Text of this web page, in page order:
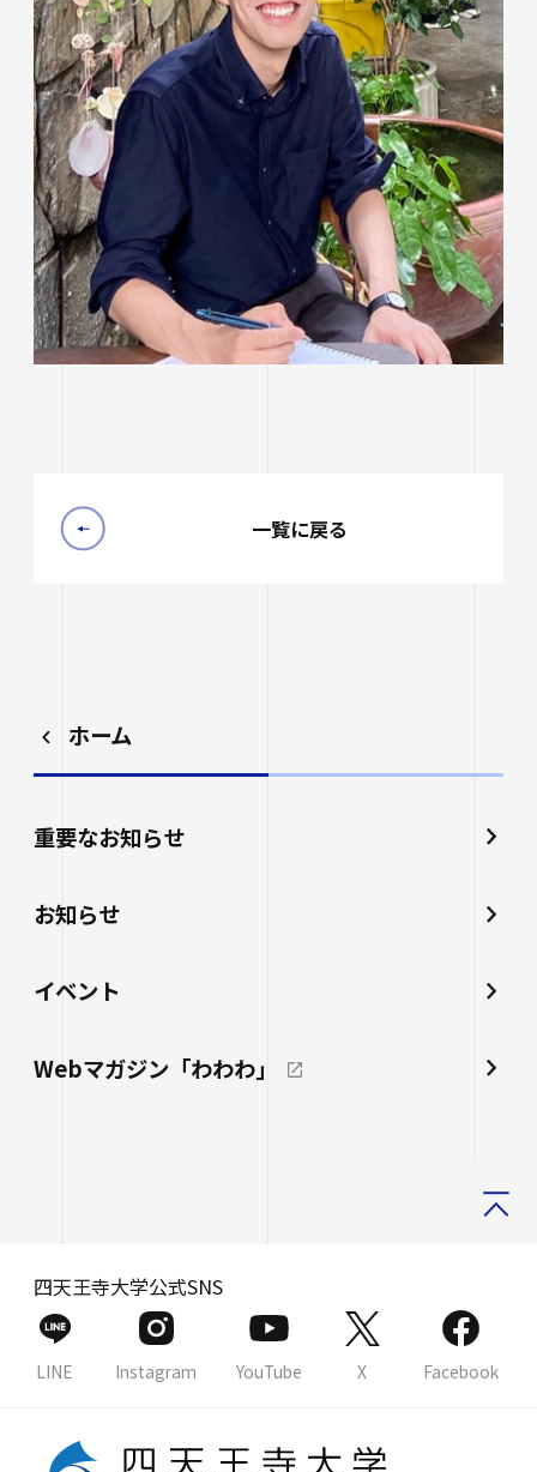
ホーム
重要なお知らせ
お知らせ
イベント
Webマガジン「わわわ」
一覧に戻る
四天王寺大学公式SNS
LINE Instagram YouTube X Facebook